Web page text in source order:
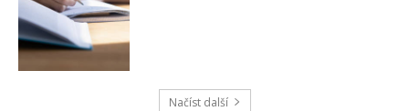
Načíst další